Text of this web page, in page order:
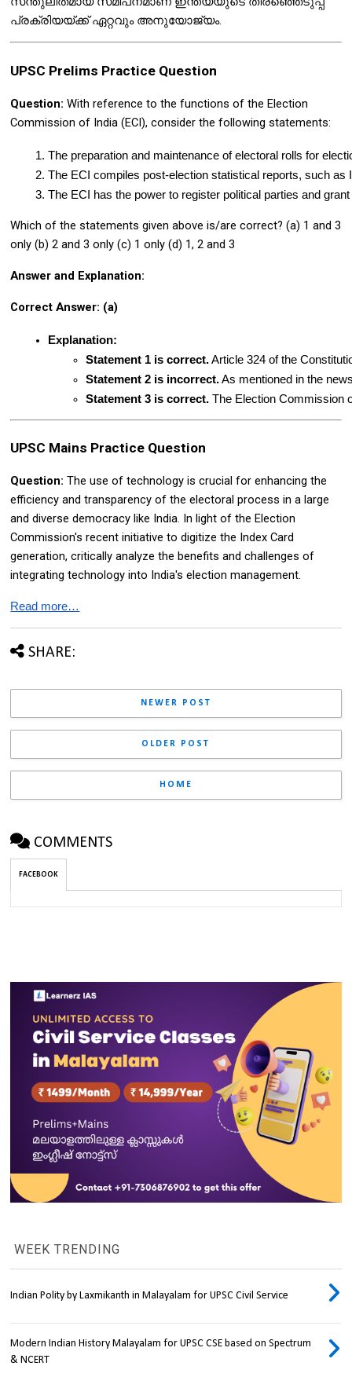
പ്രക്രിയയ്ക്ക് ഏറ്റവും അനുയോജ്യം.
UPSC Prelims Practice Question
Question: With reference to the functions of the Election
Commission of India (ECI), consider the following statements:
The preparation and maintenance of electoral rolls for
The ECI compiles post-election statistical reports, such
The ECI has the power to register political parties and
Which of the statements given above is/are correct? (a) 1 and 3
only (b) 2 and 3 only (c) 1 only (d) 1, 2 and 3
Answer and Explanation:
Correct Answer: (a)
Explanation:
Statement 1 is correct. Article 324 of the
Statement 2 is incorrect. As mentioned in the
Statement 3 is correct. The Election Commission
UPSC Mains Practice Question
Question: The use of technology is crucial for enhancing the
efficiency and transparency of the electoral process in a large
and diverse democracy like India. In light of the Election
Commission's recent initiative to digitize the Index Card
generation, critically analyze the benefits and challenges of
integrating technology into India's election management.
Read more…
SHARE:
NEWER POST
OLDER POST
HOME
COMMENTS
FACEBOOK
WEEK TRENDING
Indian Polity by Laxmikanth in Malayalam for UPSC Civil Service
Modern Indian History Malayalam for UPSC CSE based on Spectrum
& NCERT